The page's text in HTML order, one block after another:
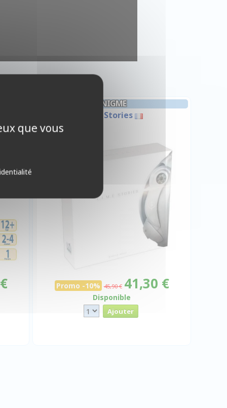
ENIGME
Time Stories
Promo -10% 45,90 € 41,30 €
Disponible
que vous